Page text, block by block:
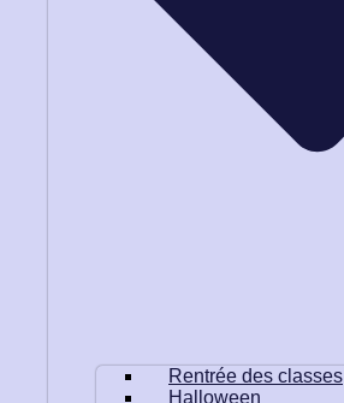
Rentrée des classes
Halloween